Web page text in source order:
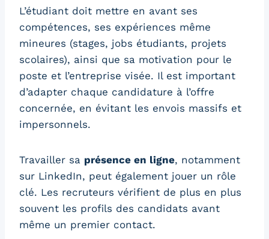
L’étudiant doit mettre en avant ses
compétences, ses expériences même
mineures (stages, jobs étudiants, projets
scolaires), ainsi que sa motivation pour le
poste et l’entreprise visée. Il est important
d’adapter chaque candidature à l’offre
concernée, en évitant les envois massifs et
impersonnels.
Travailler sa présence en ligne, notamment
sur LinkedIn, peut également jouer un rôle
clé. Les recruteurs vérifient de plus en plus
souvent les profils des candidats avant
même un premier contact.